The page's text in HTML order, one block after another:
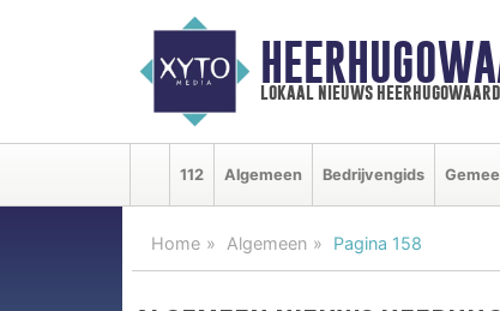
lokaal nieuws
112 Algemeen Bedrijvengids
Home Algemeen Pagina 158